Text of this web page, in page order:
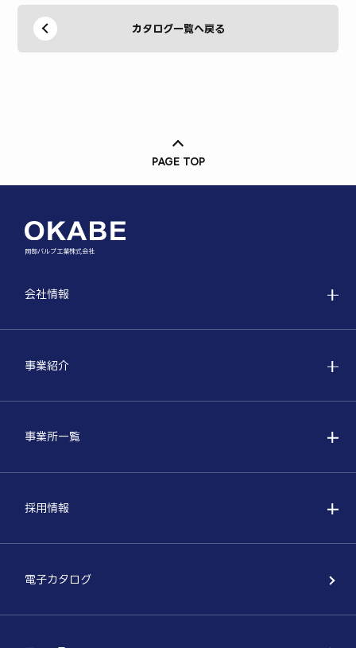
カタログ一覧へ戻る
PAGE TOP
岡部バルブ工業株式会社
会社情報
事業紹介
事業所一覧
採用情報
電子カタログ